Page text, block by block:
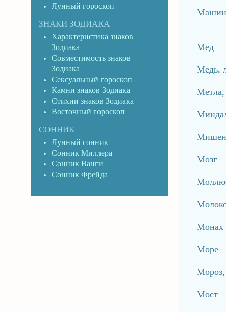
Мед
Медь,
Метла,
Мозг
Монах
Море
Мост
Лунный гороскоп
ЗНАКИ ЗОДИАКА
Характеристика знаков
Зодиака
Совместимость знаков
Зодиака
Сексуальный гороскоп
Камни знаков Зодиака
Стихии знаков Зодиака
Восточный гороскоп
СОННИК
Лунный сонник
Сонник Миллера
Сонник Ванги
Сонник Фрейда